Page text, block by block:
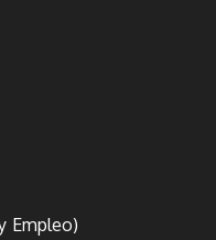
Empleo)